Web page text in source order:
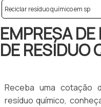
Reciclar resíduo químico em sp
EMPRESA
DE RESÍDUO
Receba uma cotação
resíduo químico,